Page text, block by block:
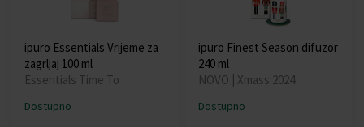
ipuro Essentials Vrijeme za
zagrljaj 100 ml
Essentials Time To
Dostupno
ipuro Finest Season difuzor
240 ml
NOVO | Xmass 2024
Dostupno